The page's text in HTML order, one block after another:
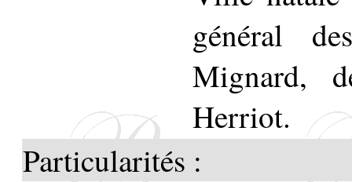
général
Mignard,
Herriot.
Particularités :